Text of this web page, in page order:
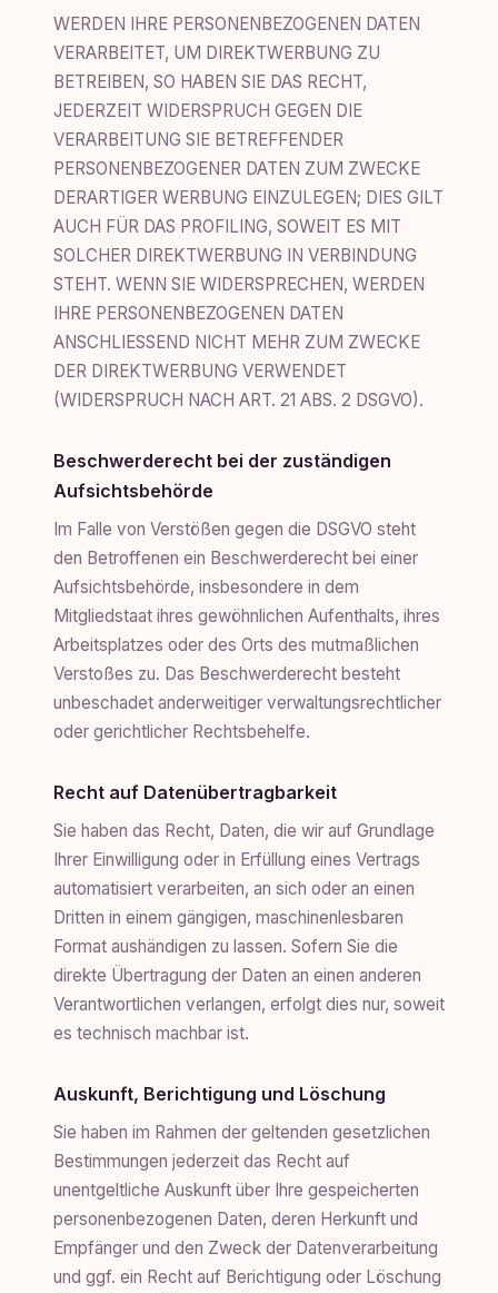
WERDEN IHRE PERSONENBEZOGENEN DATEN
VERARBEITET, UM DIREKTWERBUNG ZU
BETREIBEN, SO HABEN SIE DAS RECHT,
JEDERZEIT WIDERSPRUCH GEGEN DIE
VERARBEITUNG SIE BETREFFENDER
PERSONENBEZOGENER DATEN ZUM ZWECKE
DERARTIGER WERBUNG EINZULEGEN; DIES GILT
AUCH FÜR DAS PROFILING, SOWEIT ES MIT
SOLCHER DIREKTWERBUNG IN VERBINDUNG
STEHT. WENN SIE WIDERSPRECHEN, WERDEN
IHRE PERSONENBEZOGENEN DATEN
ANSCHLIESSEND NICHT MEHR ZUM ZWECKE
DER DIREKTWERBUNG VERWENDET
(WIDERSPRUCH NACH ART. 21 ABS. 2 DSGVO).
Beschwerderecht bei der zuständigen
Aufsichtsbehörde
Im Falle von Verstößen gegen die DSGVO steht
den Betroffenen ein Beschwerderecht bei einer
Aufsichtsbehörde, insbesondere in dem
Mitgliedstaat ihres gewöhnlichen Aufenthalts, ihres
Arbeitsplatzes oder des Orts des mutmaßlichen
Verstoßes zu. Das Beschwerderecht besteht
unbeschadet anderweitiger verwaltungsrechtlicher
oder gerichtlicher Rechtsbehelfe.
Recht auf Datenübertragbarkeit
Sie haben das Recht, Daten, die wir auf Grundlage
Ihrer Einwilligung oder in Erfüllung eines Vertrags
automatisiert verarbeiten, an sich oder an einen
Dritten in einem gängigen, maschinenlesbaren
Format aushändigen zu lassen. Sofern Sie die
direkte Übertragung der Daten an einen anderen
Verantwortlichen verlangen, erfolgt dies nur, soweit
es technisch machbar ist.
Auskunft, Berichtigung und Löschung
Sie haben im Rahmen der geltenden gesetzlichen
Bestimmungen jederzeit das Recht auf
unentgeltliche Auskunft über Ihre gespeicherten
personenbezogenen Daten, deren Herkunft und
Empfänger und den Zweck der Datenverarbeitung
und ggf. ein Recht auf Berichtigung oder Löschung